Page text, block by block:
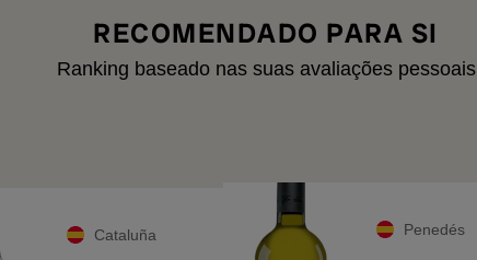
RECOMENDADO PARA SI
Ranking baseado nas suas avaliações pessoais
Cataluña Penedés